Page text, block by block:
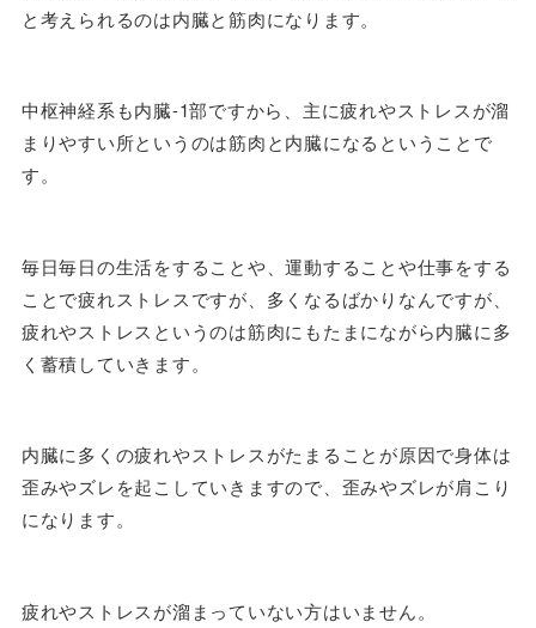
と考えられるのは内臓と筋肉になります。
中枢神経系も内臓-1部ですから、主に疲れやストレスが溜
まりやすい所というのは筋肉と内臓になるということで
す。
毎日毎日の生活をすることや、運動することや仕事をする
ことで疲れストレスですが、多くなるばかりなんですが、
疲れやストレスというのは筋肉にもたまにながら内臓に多
く蓄積していきます。
内臓に多くの疲れやストレスがたまることが原因で身体は
歪みやズレを起こしていきますので、歪みやズレが肩こり
になります。
疲れやストレスが溜まっていない方はいません。